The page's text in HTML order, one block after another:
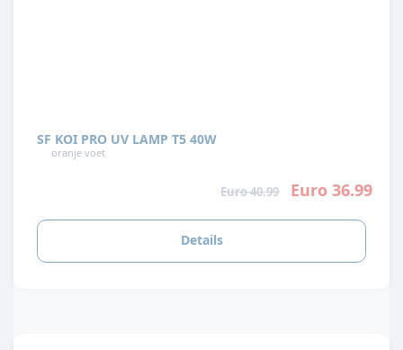
SF KOI PRO UV LAMP T5 40W
oranje voet
Euro 40.99 Euro 36.99
Details